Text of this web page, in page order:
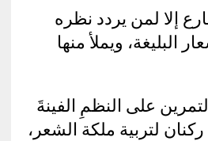
إلا لمن يردد نظره
البليغة، ويملأ منها
على النظمِ الفينةَ
ركنان لتربية ملكة الشعر،